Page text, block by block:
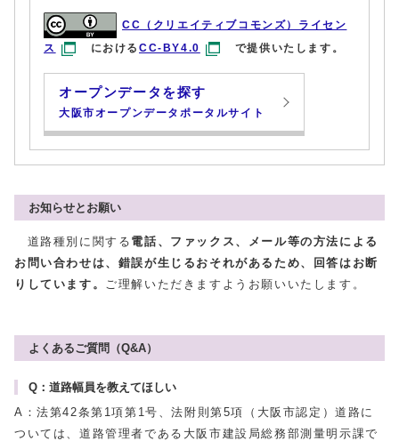
CC（クリエイティブコモンズ）ライセン
ス
におけるCC-BY4.0 で提供いたします。
オープンデータを探す
大阪市オープンデータポータルサイト
お知らせとお願い
道路種別に関する 電話、ファックス、メール等の方法による
お問い合わせは、錯誤が生じるおそれがあるため、回答はお断
りしています。
ご理解いただきますようお願いいたします。
よくあるご質問（Q&A）
Q：道路幅員を教えてほしい
A：法第42条第1項第1号、法附則第5項（大阪市認定）道路に
ついては、道路管理者である大阪市建設局総務部測量明示課で